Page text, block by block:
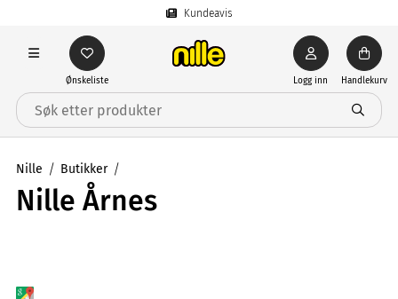
Kundeavis
Ønskeliste Logg inn Handlekurv
Nille Butikker
Nille Årnes